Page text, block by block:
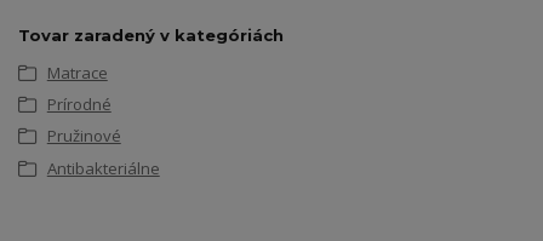
Tovar zaradený v kategóriách
Matrace
Prírodné
Pružinové
Antibakteriálne